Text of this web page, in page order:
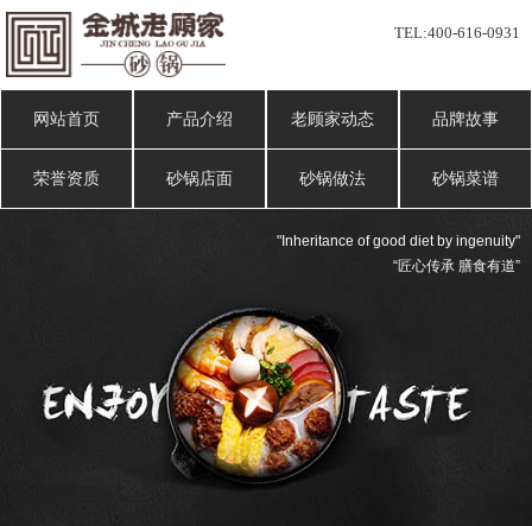
TEL:400-616-0931
网站首页 产品介绍 老顾家动态 品牌故事
荣誉资质 砂锅店面 砂锅做法 砂锅菜谱
"Inheritance of good diet by ingenuity"
“匠心传承 膳食有道”